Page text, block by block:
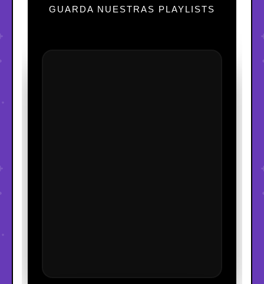
GUARDA NUESTRAS PLAYLISTS